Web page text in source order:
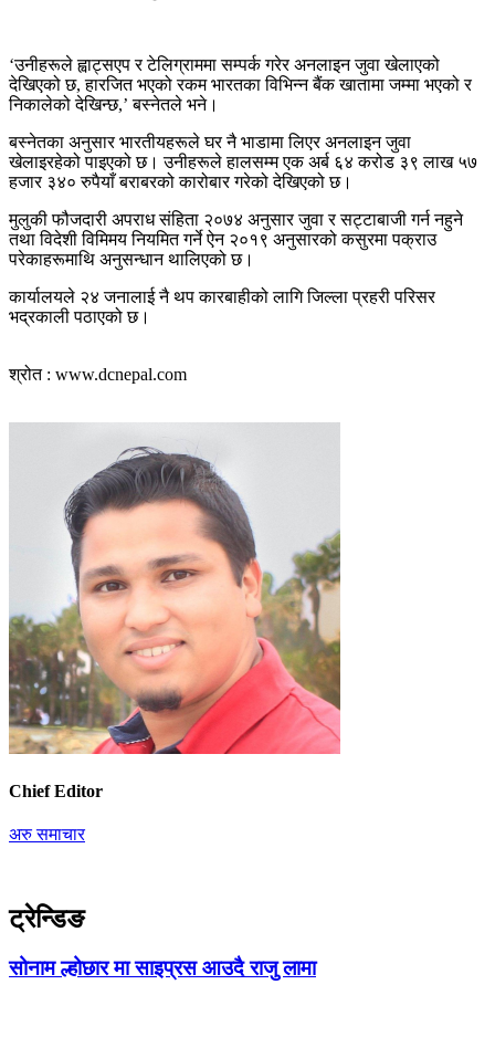
‘उनीहरूले ह्वाट्सएप र टेलिग्राममा सम्पर्क गरेर अनलाइन जुवा खेलाएको
देखिएको छ, हारजित भएको रकम भारतका विभिन्न बैंक खातामा जम्मा भएको र
निकालेको देखिन्छ,’ बस्नेतले भने।
बस्नेतका अनुसार भारतीयहरूले घर नै भाडामा लिएर अनलाइन जुवा
खेलाइरहेको पाइएको छ। उनीहरूले हालसम्म एक अर्ब ६४ करोड ३९ लाख ५७
हजार ३४० रुपैयाँ बराबरको कारोबार गरेको देखिएको छ।
मुलुकी फौजदारी अपराध संहिता २०७४ अनुसार जुवा र सट्टाबाजी गर्न नहुने
तथा विदेशी विमिमय नियमित गर्ने ऐन २०१९ अनुसारको कसुरमा पक्राउ
परेकाहरूमाथि अनुसन्धान थालिएको छ।
कार्यालयले २४ जनालाई नै थप कारबाहीको लागि जिल्ला प्रहरी परिसर
भद्रकाली पठाएको छ।
श्रोत : www.dcnepal.com
Chief Editor
अरु समाचार
ट्रेन्डिङ
सोनाम ल्होछार मा साइप्रस आउदै राजु लामा